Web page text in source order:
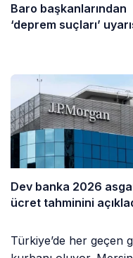
Baro başkanlarından
‘deprem suçları’
Dev banka 2026
ücret tahminini
Türkiye’de her geçen